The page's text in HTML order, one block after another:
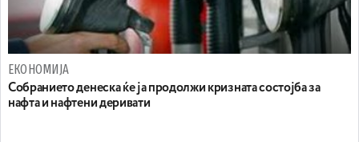
ЕКОНОМИЈА
Собранието денеска ќе ја продолжи кризната состојба за
нафта и нафтени деривати